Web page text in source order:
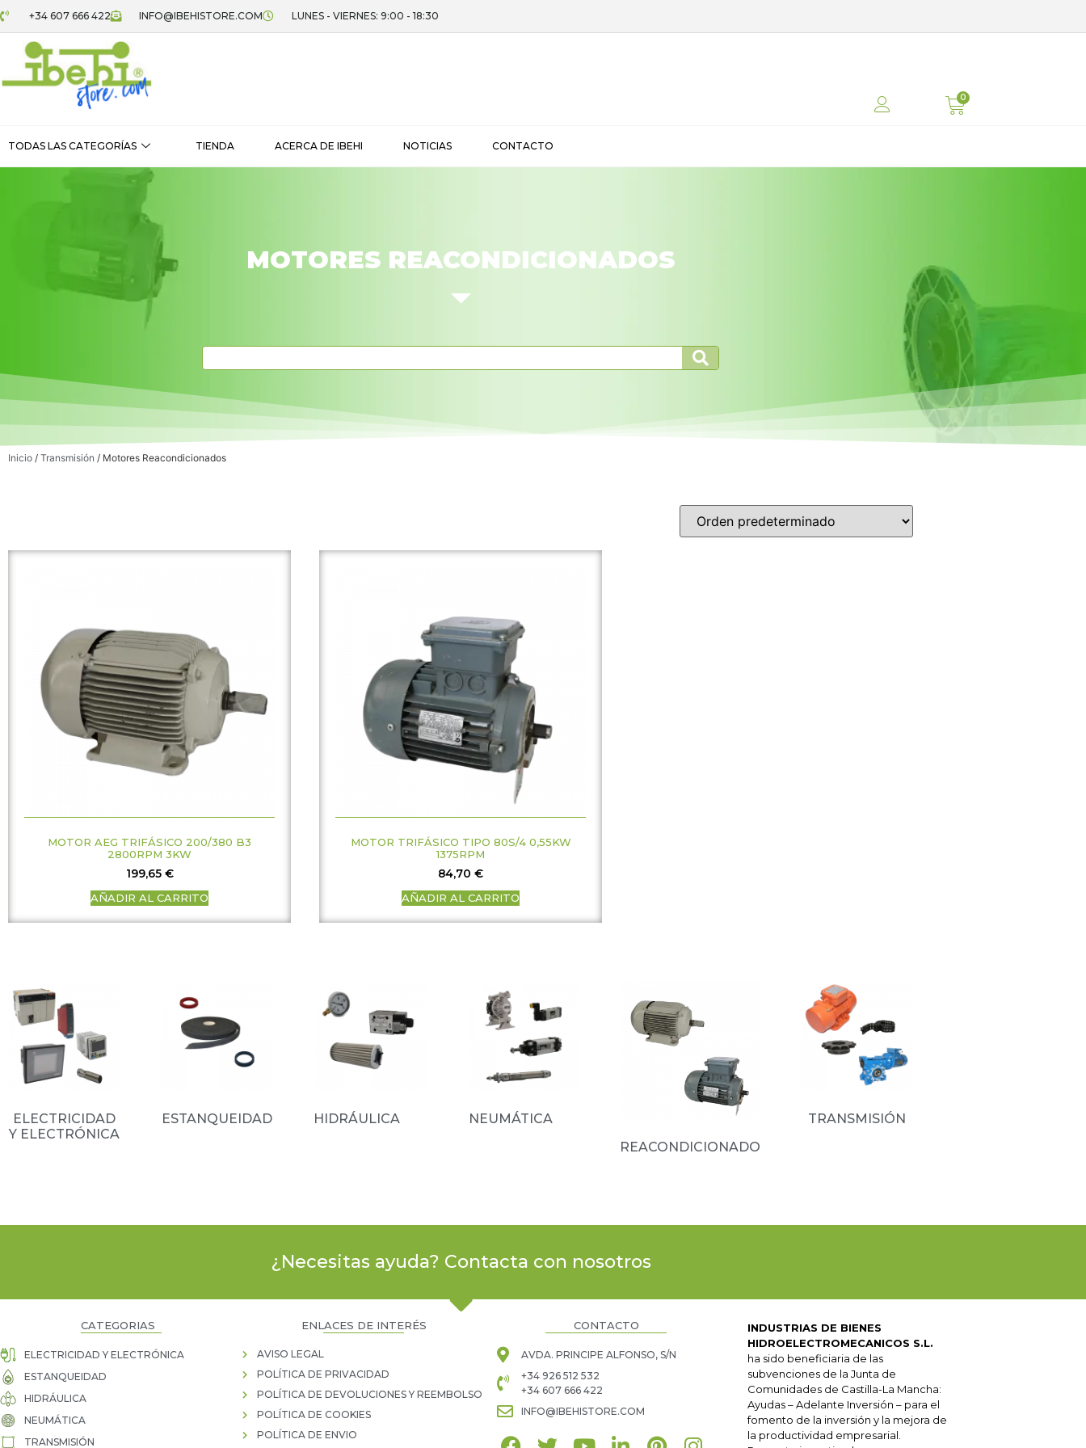
+34 607 666 422 INFO@IBEHISTORE.COM LUNES - VIERNES: 9:00 - 18:30
TODAS LAS CATEGORÍAS TIENDA ACERCA DE IBEHI NOTICIAS CONTACTO
MOTORES REACONDICIONADOS
Inicio / Transmisión / Motores Reacondicionados
MOTOR AEG TRIFÁSICO 200/380 B3
2800RPM 3KW
199,65 €
AÑADIR AL CARRITO
MOTOR TRIFÁSICO TIPO 80S/4 0,55KW
1375RPM
84,70 €
AÑADIR AL CARRITO
ELECTRICIDAD
Y ELECTRÓNICA
ESTANQUEIDAD
HIDRÁULICA NEUMÁTICA
REACONDICIONADO
TRANSMISIÓN
¿Necesitas ayuda? Contacta con nosotros
CATEGORIAS
ELECTRICIDAD Y ELECTRÓNICA
ESTANQUEIDAD
HIDRÁULICA
NEUMÁTICA
TRANSMISIÓN
ENLACES DE INTERÉS
AVISO LEGAL
POLÍTICA DE PRIVACIDAD
POLÍTICA DE DEVOLUCIONES Y REEMBOLSO
POLÍTICA DE COOKIES
POLÍTICA DE ENVIO
CONTACTO
AVDA. PRINCIPE ALFONSO, S/N
+34 926 512 532
+34 607 666 422
INFO@IBEHISTORE.COM
INDUSTRIAS DE BIENES
HIDROELECTROMECANICOS S.L.
ha sido beneficiaria de las
subvenciones de la Junta de
Comunidades de Castilla-La Mancha:
Ayudas – Adelante Inversión – para el
fomento de la inversión y la mejora de
la productividad empresarial.